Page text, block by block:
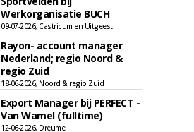
Werkorganisatie BUCH
09-07-2026, Castricum en Uitgeest
Rayon- account manager
Nederland; regio Noord &
regio Zuid
18-06-2026, Noord & regio Zuid
Export Manager bij PERFECT -
Van Wamel (fulltime)
12-06-2026, Dreumel